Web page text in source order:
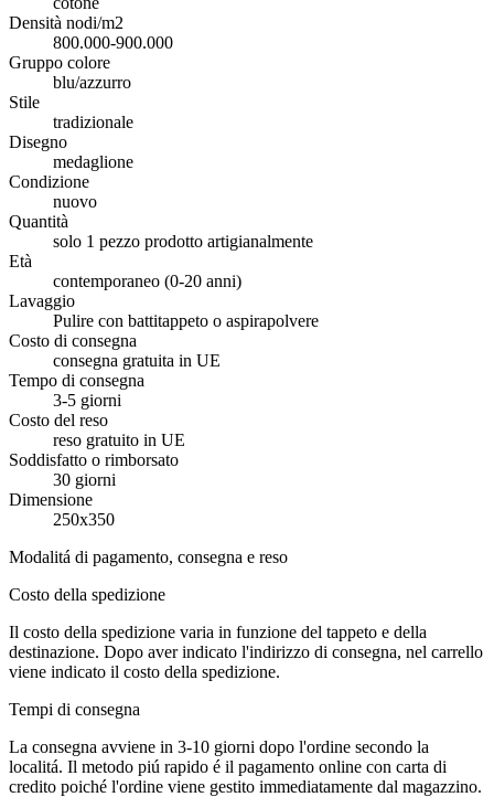
Densità nodi/m2
800.000-900.000
Gruppo colore
blu/azzurro
Stile
tradizionale
Disegno
medaglione
Condizione
nuovo
Quantità
solo 1 pezzo prodotto artigianalmente
Età
contemporaneo (0-20 anni)
Lavaggio
Pulire con battitappeto o aspirapolvere
Costo di consegna
consegna gratuita in UE
Tempo di consegna
3-5 giorni
Costo del reso
reso gratuito in UE
Soddisfatto o rimborsato
30 giorni
Dimensione
250x350
Modalitá di pagamento, consegna e reso
Costo della spedizione
Il costo della spedizione varia in funzione del tappeto e della
destinazione. Dopo aver indicato l'indirizzo di consegna, nel carrello
viene indicato il costo della spedizione.
Tempi di consegna
La consegna avviene in 3-10 giorni dopo l'ordine secondo la
localitá. Il metodo piú rapido é il pagamento online con carta di
credito poiché l'ordine viene gestito immediatamente dal magazzino.